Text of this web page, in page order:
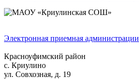
Электронная приемная администрации
Красноуфимский район
с. Криулино
ул. Совхозная, д. 19